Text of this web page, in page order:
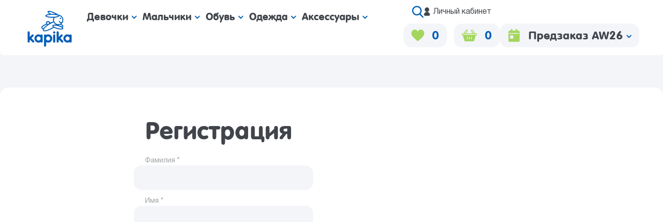
Девочки Мальчики Обувь Одежда Аксессуары Личный кабинет
0 0 Предзаказ AW26
Регистрация
Фамилия *
Имя *